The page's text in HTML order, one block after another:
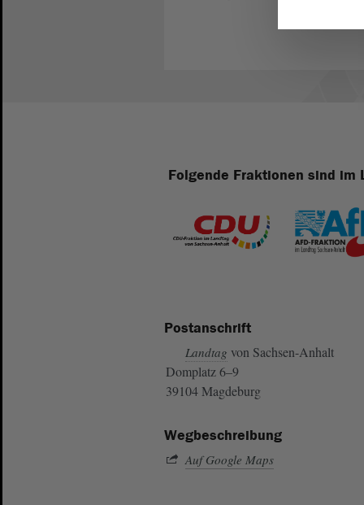
Folgende Fraktionen sind im
Postanschrift
Landtag von Sachsen-Anhalt
Domplatz 6–9
39104 Magdeburg
Wegbeschreibung
Auf Google Maps